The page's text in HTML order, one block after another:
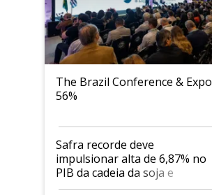
The Brazil Conference &
56%
Safra recorde deve
impulsionar alta de 6,87% no
PIB da cadeia da soja e
biodiesel em 2026